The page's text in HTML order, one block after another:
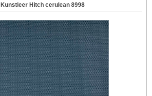
Kunstleer Hitch cerulean 8998